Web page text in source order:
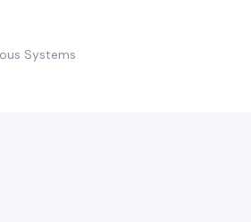
Systems